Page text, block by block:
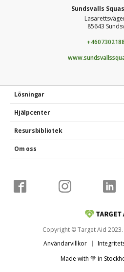
Sundsvalls
85643
Lösningar
Hjälpcenter
Resursbibliotek
Om oss
Copyright © Target Aid
Användarvillkor
Made with 💚 in